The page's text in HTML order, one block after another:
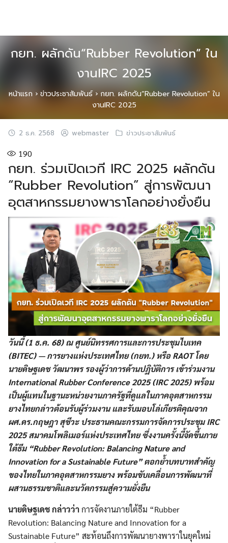
กยท. ผลักดัน“Rubber Revolution” ใน
งานIRC 2025
หน้าแรก› ข่าวประชาสัมพันธ์›กยท. ผลักดัน“Rubber Revolution” ใน
งานIRC 2025
2 ธ.ค. 2568 webmaster ข่าวประชาสัมพันธ์
190
กยท. ร่วมเปิดเวที IRC 2025 ผลักดัน
“Rubber Revolution” สู่การพัฒนา
อุตสาหกรรมยางพาราโลกอย่างยั่งยืน
วันนี้ (1 ธ.ค. 68) ณ ศูนย์นิทรรศการและการประชุมไบเทค
(BITEC) — การยางแห่งประเทศไทย (กยท.) หรือ RAOT โดย
นายดิษฐเดช วัฒนาพร รองผู้ว่าการด้านปฏิบัติการ เข้าร่วมงาน
International Rubber Conference 2025 (IRC 2025) พร้อม
เป็นผู้แทนในฐานะหน่วยงานภาครัฐที่ดูแลในภาคอุตสาหกรรม
ยางไทยกล่าวต้อนรับผู้ร่วมงาน และรับมอบโล่เกียรติคุณจาก
ผศ.ดร.กฤษฎา สุชีวะ ประธานคณะกรรมการจัดการประชุม IRC
2025 สมาคมโพลิเมอร์แห่งประเทศไทย ซึ่งงานครั้งนี้จัดขึ้นภาย
ใต้ธีม “Rubber Revolution: Balancing Nature and
Innovation for a Sustainable Future” ตอกย้ำบทบาทสำคัญ
ของไทยในภาคอุตสาหกรรมยาง พร้อมขับเคลื่อนการพัฒนาที่
ผสานธรรมชาติและนวัตกรรมสู่ความยั่งยืน
นายดิษฐเดช กล่าวว่าการจัดงานภายใต้ธีม “Rubber
Revolution: Balancing Nature and Innovation for a
Sustainable Future” สะท้อนถึงการพัฒนายางพาราในยุคใหม่